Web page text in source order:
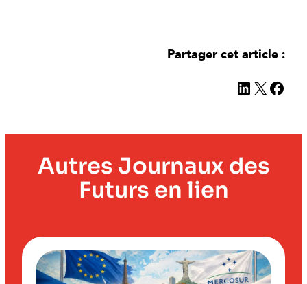
Partager cet article :
LinkedIn
X
Autres Journaux des
Futurs en lien